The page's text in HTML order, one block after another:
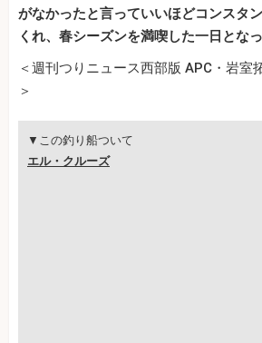
がなかったと言っていいほどコンスタ
くれ、春シーズンを満喫した一日となっ
＜週刊つりニュース西部版 APC・岩室
＞
▼この釣り船ついて
エル・クルーズ